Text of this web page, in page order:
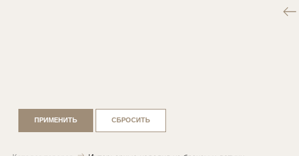
ПРИМЕНИТЬ СБРОСИТЬ